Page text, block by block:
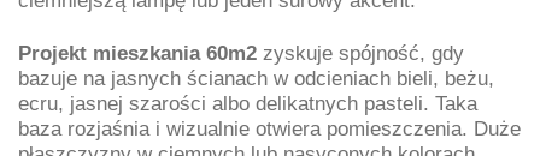
Projekt mieszkania 60m2 zyskuje spójność, gdy
bazuje na jasnych ścianach w odcieniach bieli, beżu,
ecru, jasnej szarości albo delikatnych pasteli. Taka
baza rozjaśnia i wizualnie otwiera pomieszczenia. Duże